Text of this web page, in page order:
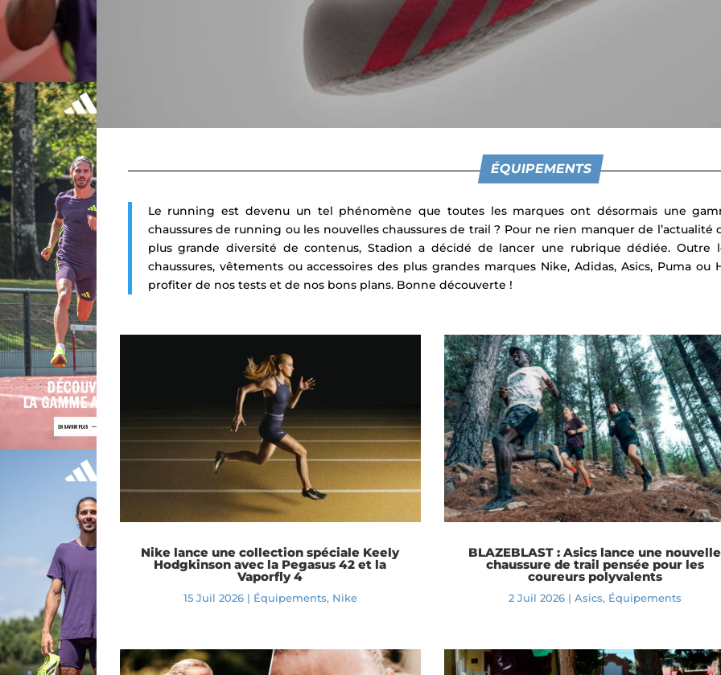
ÉQUIPEMENTS
Le running est devenu un tel phénomène que toutes les marques ont désormais une
chaussures de running ou les nouvelles chaussures de trail ? Pour ne rien manquer de
plus grande diversité de contenus, Stadion a décidé de lancer une rubrique dédiée. Outre
chaussures, vêtements ou accessoires des plus grandes marques Nike, Adidas, Asics, Puma
profiter de nos tests et de nos bons plans. Bonne découverte !
Nike lance une collection spéciale Keely
Hodgkinson avec la Pegasus 42 et la
Vaporfly 4
15 Juil 2026| Équipements, Nike
BLAZEBLAST : Asics lance une nouvelle
chaussure de trail pensée pour les
coureurs polyvalents
2 Juil 2026| Asics, Équipements